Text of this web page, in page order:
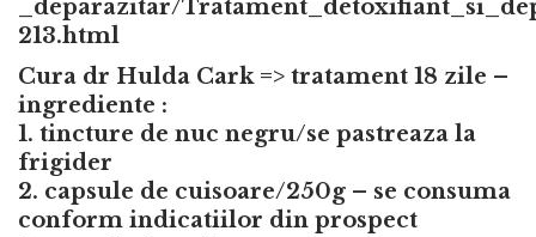
_deparazitar/
213.html
Cura dr Hulda Cark => tratament 18 zile –
ingrediente :
1. tincture de nuc negru/se pastreaza la
frigider
2. capsule de cuisoare/250g – se consuma
conform indicatiilor din prospect